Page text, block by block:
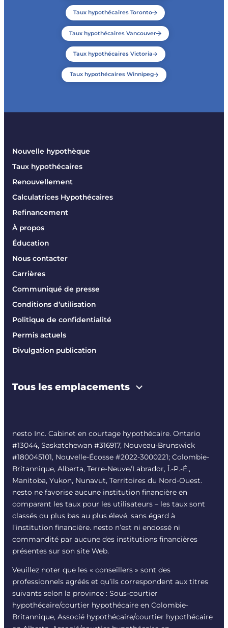
Taux hypothécaires Toronto
Taux hypothécaires Vancouver
Taux hypothécaires Victoria
Taux hypothécaires Winnipeg
Nouvelle hypothèque
Taux hypothécaires
Renouvellement
Calculatrices Hypothécaires
Refinancement
À propos
Éducation
Nous contacter
Carrières
Communiqué de presse
Conditions d’utilisation
Politique de confidentialité
Permis actuels
Divulgation publication
Tous les emplacements
nesto Inc. Cabinet en courtage hypothécaire. Ontario
#13044, Saskatchewan #316917, Nouveau-Brunswick
#180045101, Nouvelle-Écosse #2022-3000221; Colombie-
Britannique, Alberta, Terre-Neuve/Labrador, Î.-P.-É.,
Manitoba, Yukon, Nunavut, Territoires du Nord-Ouest.
nesto ne favorise aucune institution financière en
comparant les taux pour les utilisateurs – les taux sont
classés du plus bas au plus élevé, sans égard à
l’institution financière. nesto n’est ni endossé ni
commandité par aucune des institutions financières
présentes sur son site Web.
Veuillez noter que les « conseillers » sont des
professionnels agréés et qu’ils correspondent aux titres
suivants selon la province : Sous-courtier
hypothécaire/courtier hypothécaire en Colombie-
Britannique, Associé hypothécaire/courtier hypothécaire